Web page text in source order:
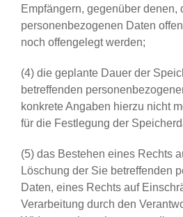
Empfängern, gegenüber denen,
personenbezogenen Daten
noch offengelegt werden;
(4) die geplante Dauer der
betreffenden
konkrete Angaben hierzu nicht
für die Festlegung der
(5) das Bestehen eines Rechts
Löschung der Sie betreffenden
Daten, eines Rechts auf
Verarbeitung durch den